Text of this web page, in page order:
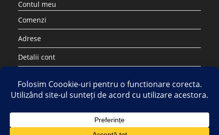
Contul meu
Comenzi
Adrese
Detalii cont
Copyright 2026 - Strategic DIstribution Group